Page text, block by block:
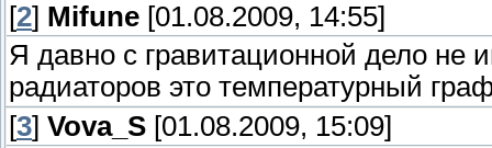
[2] Mifune [01.08.2009, 14:55]
Я давно с гравитационной дело не
радиаторов это температурный
[3] Vova_S [01.08.2009, 15:09]